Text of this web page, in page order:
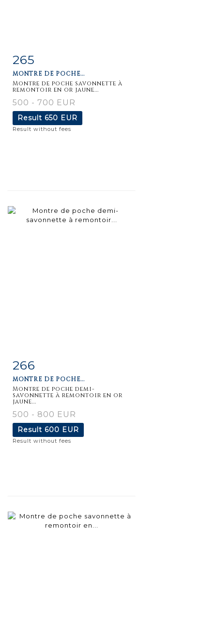
Item detail
265
MONTRE DE POCHE...
Montre de poche savonnette à
remontoir en or jaune...
500 - 700 EUR
Result 650 EUR
Result without fees
Item detail
266
MONTRE DE POCHE...
Montre de poche demi-
savonnette à remontoir en or
jaune...
500 - 800 EUR
Result 600 EUR
Result without fees